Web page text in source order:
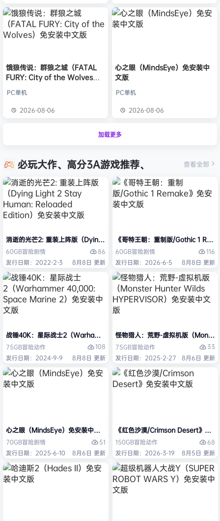
饿狼传说：群狼之城（FATAL
FURY: City of the Wolves）
PC单机
2026-08-06
心之眼（MindsEye）免安装中
文版
PC单机
2026-08-06
加载更多
必玩大作、高分3A游戏推荐、 查看全部
消逝的光芒2: 重装上阵版（Dying Light 2 Stay Human: Reloaded
60GB冒险剧情
86
发行日期：2022-2-3
8月8日 更新
《哥特王朝：重制版/Gothic 1
60GB冒险剧情
116
发行日期：2026-6-5
8月8日 更新
战锤40K：星际战士2（Warhammer 40,000: Space Marine 2）免安装
75GB冒险动作
108
发行日期：2024-9-9
8月8日 更新
怪物猎人：荒野-虚拟机版（
75GB冒险动作
33
发行日期：2025-2-27
8月6日 更新
心之眼（MindsEye）免安装中文版
70GB冒险剧情
51
发行日期：2025-6-10
8月6日 更新
《红色沙漠/Crimson Desert》免安
150GB冒险动作
68
发行日期：2026-3-19
8月5日 更新